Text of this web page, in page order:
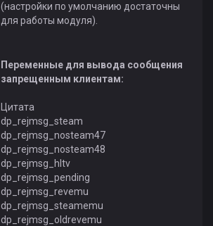
(настройки по умолчанию достаточны
для работы модуля).
Переменные для вывода сообщения
запрещенным клиентам:
Цитата
dp_rejmsg_steam
dp_rejmsg_nosteam47
dp_rejmsg_nosteam48
dp_rejmsg_hltv
dp_rejmsg_pending
dp_rejmsg_revemu
dp_rejmsg_steamemu
dp_rejmsg_oldrevemu